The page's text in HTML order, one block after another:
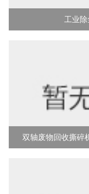
工业除
双轴废物回收撕碎